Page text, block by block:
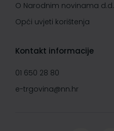
O Narodnim novinama d.d.
Opći uvjeti korištenja
Kontakt informacije
01 650 28 80
e-trgovina@nn.hr